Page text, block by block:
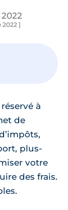
2022 ]
à
de
plus-
votre
des frais.